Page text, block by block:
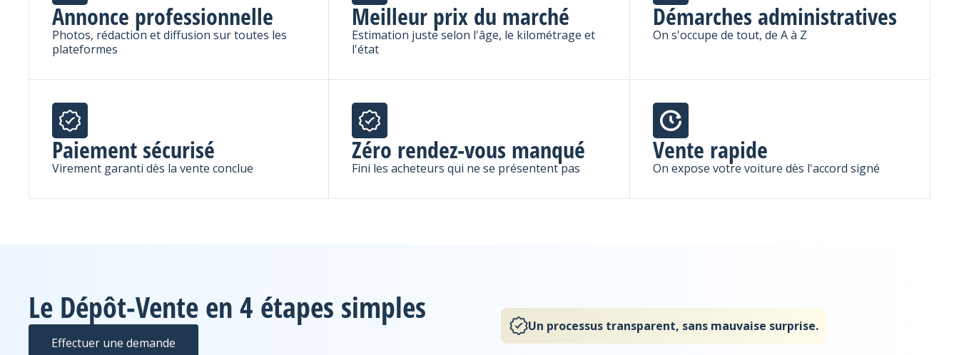
Annonce professionnelle
Photos, rédaction et diffusion sur toutes les
plateformes
Meilleur prix du marché
Estimation juste selon l'âge, le kilométrage et
l'état
Démarches administratives
On s'occupe de tout, de A à Z
Paiement sécurisé
Virement garanti dès la vente conclue
Zéro rendez-vous manqué
Fini les acheteurs qui ne se présentent pas
Vente rapide
On expose votre voiture dès l'accord signé
Le Dépôt-Vente en 4 étapes simples
Effectuer une demande
Un processus transparent, sans mauvaise surprise.